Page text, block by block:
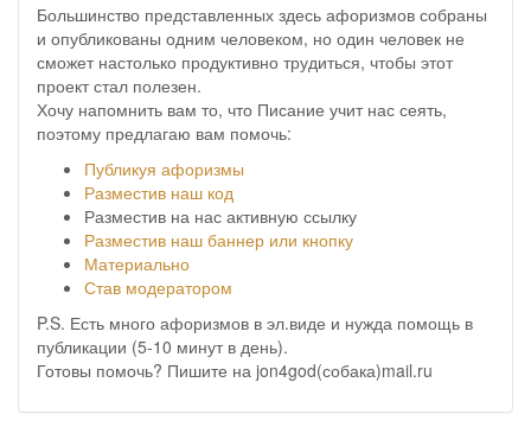
Большинство представленных здесь афоризмов собраны
и опубликованы одним человеком, но один человек не
сможет настолько продуктивно трудиться, чтобы этот
проект стал полезен.
Хочу напомнить вам то, что Писание учит нас сеять,
поэтому предлагаю вам помочь:
Публикуя афоризмы
Разместив наш код
Разместив на нас активную ссылку
Разместив наш баннер или кнопку
Материально
Став модератором
P.S. Есть много афоризмов в эл.виде и нужда помощь в
публикации (5-10 минут в день).
Готовы помочь? Пишите на jon4god(собака)mail.ru